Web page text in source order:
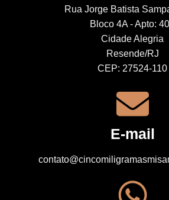
Rua Jorge Batista
Bloco 4A - Apto:
Cidade Alegria
Resende/RJ
CEP: 27524-110
E-mail